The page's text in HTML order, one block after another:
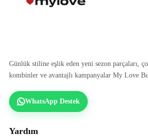
Günlük stiline eşlik eden yeni sezon parçaları,
kombinler ve avantajlı kampanyalar My Love
WhatsApp Destek
Yardım